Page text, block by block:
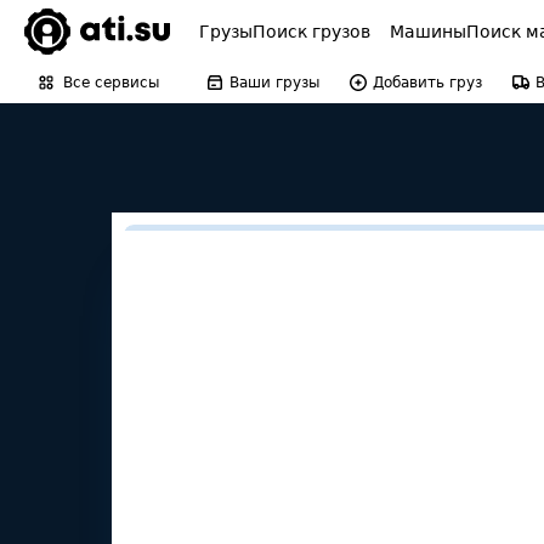
ГрузыПоиск грузов МашиныПоиск
Все сервисы Ваши грузы Добавить груз